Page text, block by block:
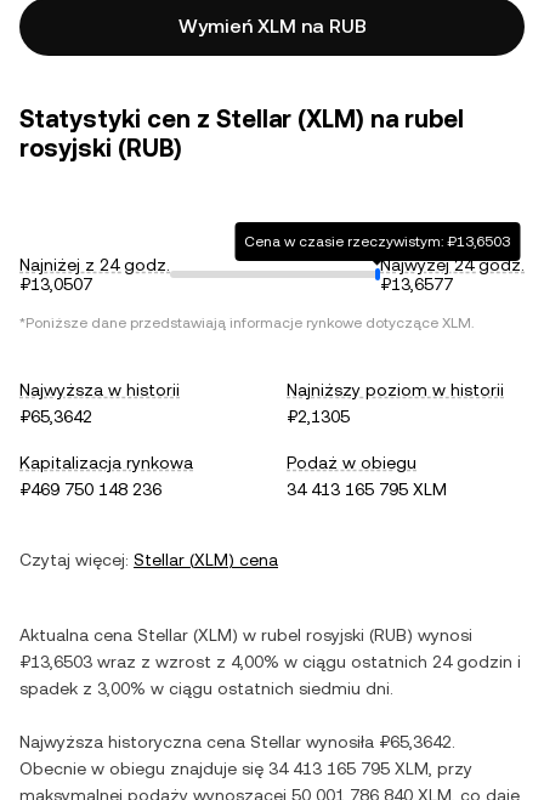
Wymień XLM na RUB
Statystyki cen z Stellar (XLM) na rubel
rosyjski (RUB)
Najniżej z 24 godz.
₽13,0507
Cena w czasie rzeczywistym: ₽13,6503
Najwyżej 24 godz.
₽13,6577
*Poniższe dane przedstawiają informacje rynkowe dotyczące XLM.
Najwyższa w historii
₽65,3642
Najniższy poziom w historii
₽2,1305
Kapitalizacja rynkowa
₽469 750 148 236
Podaż w obiegu
34 413 165 795 XLM
Czytaj więcej: Stellar (XLM) cena
Aktualna cena Stellar (XLM) w rubel rosyjski (RUB) wynosi
₽13,6503 wraz z wzrost z 4,00% w ciągu ostatnich 24 godzin i
spadek z 3,00% w ciągu ostatnich siedmiu dni.
Najwyższa historyczna cena Stellar wynosiła ₽65,3642
Obecnie w obiegu znajduje się 34 413 165 795 XLM , przy
maksymalnej podaży wynoszącej 50 001 786 840 XLM , co daje